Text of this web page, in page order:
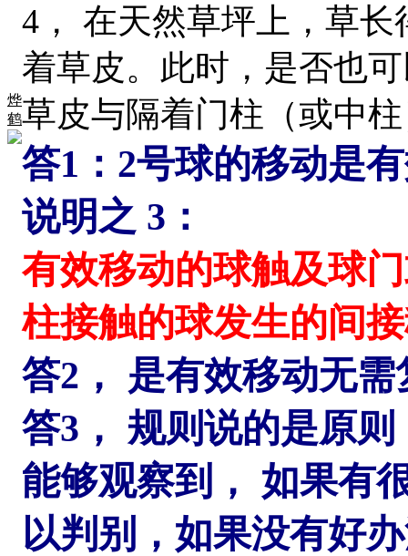
烨
鹤
4， 在天然草坪上，草
着草皮。此时，是否也
草皮与隔着门柱（或中
答1：2号球的移动是
说明之 3：
有效移动的球触及球
柱接触的球发生的间
答2， 是有效移动无需
答3， 规则说的是原
能够观察到， 如果有
以判别，如果没有好